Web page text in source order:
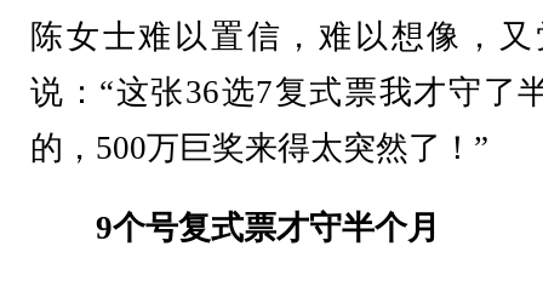
陈女士难以置信，难以想像，
说：“这张36选7复式票我才守了
的，500万巨奖来得太突然了！”
9个号复式票才守半个月